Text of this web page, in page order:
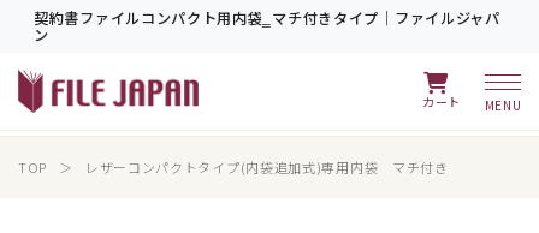
契約書ファイルコンパクト用内袋‗マチ付きタイプ｜ファイルジャパ
ン
カート
TOP レザーコンパクトタイプ(内袋追加式)専用内袋 マチ付き